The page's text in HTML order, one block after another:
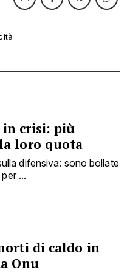
in crisi: più
loro quota
difensiva: sono bollate
...
di caldo in
Onu